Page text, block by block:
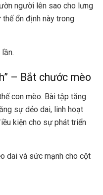
người lên sao cho lưng
ổn định này trong
– Bắt chước mèo
con mèo. Bài tập tăng
sự dẻo dai, linh hoạt
kiện cho sự phát triển
dai và sức mạnh cho cột